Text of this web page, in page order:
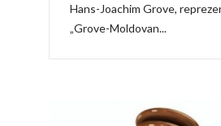
Hans-Joachim Grove,
„Grove-Moldovan...